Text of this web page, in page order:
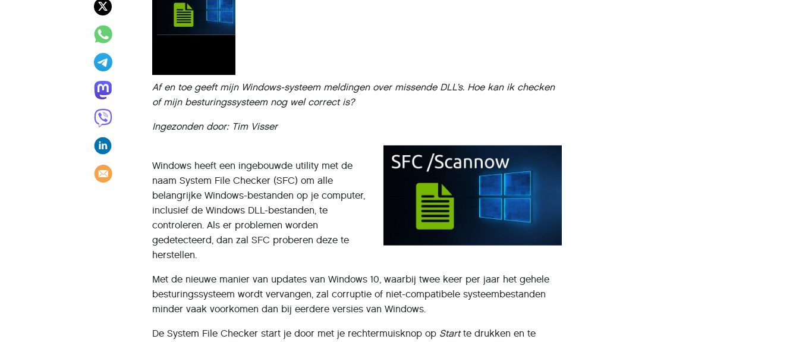
Af en toe geeft mijn Windows-systeem meldingen over missende DLL’s. Hoe kan ik checken
of mijn besturingssysteem nog wel correct is?
Ingezonden door: Tim Visser
Windows heeft een ingebouwde utility met de
naam System File Checker (SFC) om alle
belangrijke Windows-bestanden op je computer,
inclusief de Windows DLL-bestanden, te
controleren. Als er problemen worden
gedetecteerd, dan zal SFC proberen deze te
herstellen.
Met de nieuwe manier van updates van Windows 10, waarbij twee keer per jaar het gehele
besturingssysteem wordt vervangen, zal corruptie of niet-compatibele systeembestanden
minder vaak voorkomen dan bij eerdere versies van Windows.
De System File Checker start je door met je rechtermuisknop op Startte drukken en te